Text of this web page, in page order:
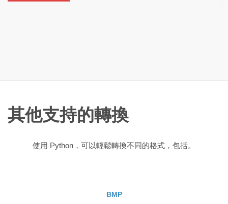
其他支持的轉換
使用 Python，可以輕鬆轉換不同的格式，包括。
BMP